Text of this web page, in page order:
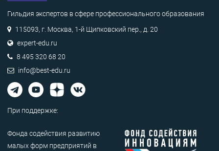
Гильдия экспертов в сфере профессионального образования
115093, г. Москва, 1-й Щипковский пер., д. 20
expert-edu.ru
8 495 320 68 20
info@best-edu.ru
При поддержке:
Фонда содействия развитию
малых форм предприятий в